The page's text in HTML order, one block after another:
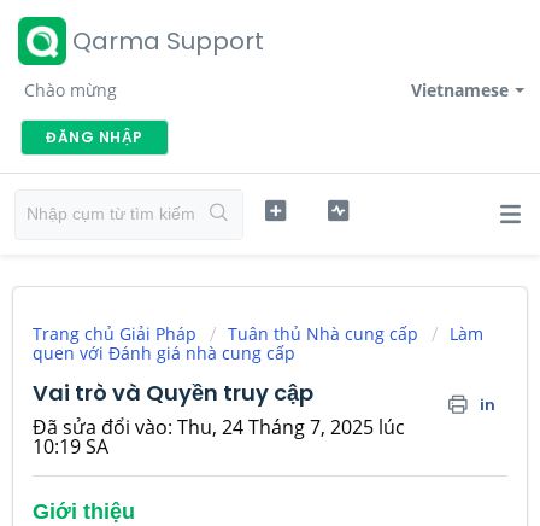
Qarma Support
Vietnamese
Chào mừng
ĐĂNG NHẬP
Trang chủ Giải Pháp Tuân thủ Nhà cung cấp
Làm
quen với Đánh giá nhà cung cấp
Vai trò và Quyền truy cập in
Đã sửa đổi vào: Thu, 24 Tháng 7, 2025 lúc
10:19 SA
Giới thiệu